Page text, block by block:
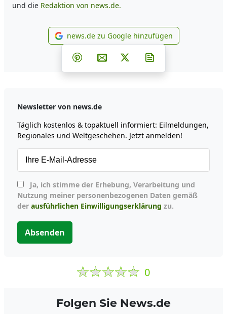
und die Redaktion von news.de.
news.de zu Google
news.de zu Google hinzufügen
Teilen auf Facebook
Teilen auf Whatsapp
Teilen auf Telegram
Teilen auf Pinterest
Per E-Mail teilen
Post auf X
Newsletter von news.de
Täglich kostenlos & topaktuell informiert: Eilmeldungen,
Regionales und Weltgeschehen. Jetzt anmelden!
Nutzung meiner personenbezogenen Daten gemäß
der ausführlichen Einwilligungserklärung zu.
Absenden
0
Folgen Sie News.de